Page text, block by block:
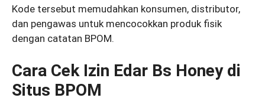
Kode tersebut memudahkan konsumen, distributor,
dan pengawas untuk mencocokkan produk fisik
dengan catatan BPOM.
Cara Cek Izin Edar Bs Honey di
Situs BPOM